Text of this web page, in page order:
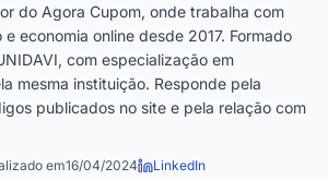
do Agora Cupom, onde trabalha com
economia online desde 2017. Formado
com especialização em
mesma instituição. Responde pela
publicados no site e pela relação com
em16/04/2024 LinkedIn